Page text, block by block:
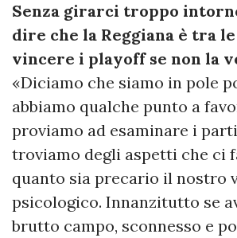
Senza girarci troppo
dire che la Reggiana è tra
vincere i playoff se non la
«Diciamo che siamo in pole
abbiamo qualche punto a
proviamo ad esaminare i
troviamo degli aspetti che ci
quanto sia precario il nostro
psicologico. Innanzitutto se
brutto campo, sconnesso e